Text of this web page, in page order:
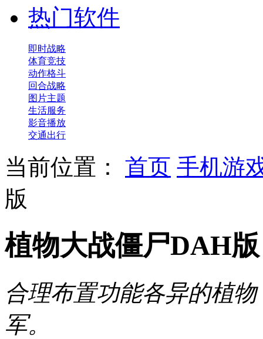
热门软件
即时战略
体育竞技
动作格斗
回合战略
图片主题
生活服务
影音播放
交通出行
当前位置： 首页 手机游
版
植物大战僵尸DAH版
合理布置功能各异的植
军。